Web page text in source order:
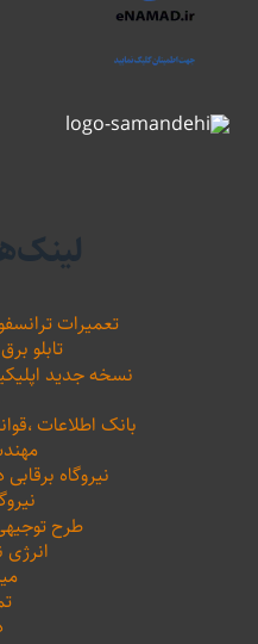
تعمیرات
تابلو
نسخه جدید
بانک اطلاعات
نیروگاه
طرح
انرژی